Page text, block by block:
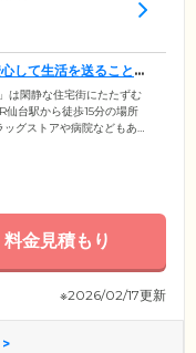
して生活を送ること
は閑静な住宅街にたたずむ
仙台駅から徒歩15分の場所
グストアや病院などもあ
お食事や学習療法でご利
心ください。ご自宅にい
同時に実感していただけ
料金見積もり
※2026/02/17更新